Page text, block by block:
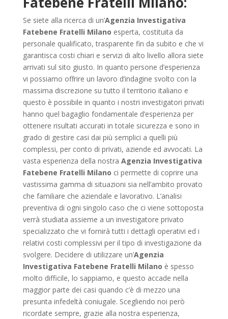
Se siete alla ricerca di un’Agenzia Investigativa
Fatebene Fratelli Milano esperta, costituita da
personale qualificato, trasparente fin da subito e che vi
garantisca costi chiari e servizi di alto livello allora siete
arrivati sul sito giusto. In quanto persone d’esperienza
vi possiamo offrire un lavoro d’indagine svolto con la
massima discrezione su tutto il territorio italiano e
questo è possibile in quanto i nostri investigatori privati
hanno quel bagaglio fondamentale d’esperienza per
ottenere risultati accurati in totale sicurezza e sono in
grado di gestire casi dai più semplici a quelli più
complessi, per conto di privati, aziende ed avvocati. La
vasta esperienza della nostra Agenzia Investigativa
Fatebene Fratelli Milano ci permette di coprire una
vastissima gamma di situazioni sia nell’ambito provato
che familiare che aziendale e lavorativo. L’analisi
preventiva di ogni singolo caso che ci viene sottoposta
verrà studiata assieme a un investigatore privato
specializzato che vi fornirà tutti i dettagli operativi ed i
relativi costi complessivi per il tipo di investigazione da
svolgere. Decidere di utilizzare un’Agenzia
Investigativa Fatebene Fratelli Milano è spesso
molto difficile, lo sappiamo, e questo accade nella
maggior parte dei casi quando c’è di mezzo una
presunta infedeltà coniugale. Scegliendo noi però
ricordate sempre, grazie alla nostra esperienza,